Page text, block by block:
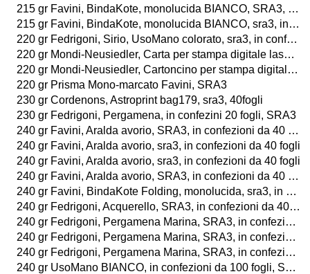
215 gr Favini, BindaKote, monolucida BIANCO, SRA3, in confezioni da 60 fogli
215 gr Favini, BindaKote, monolucida BIANCO, sra3, in confezioni da 100 fogli
220 gr Fedrigoni, Sirio, UsoMano colorato, sra3, in confezioni da 50 fogli
220 gr Mondi-Neusiedler, Carta per stampa digitale laser a colori, BIANCO, sra3, in confezioni da 250 fogli
220 gr Mondi-Neusiedler, Cartoncino per stampa digitale laser a colori, BIANCO, SRA3, in confezioni da 250 fogli
220 gr Prisma Mono-marcato Favini, SRA3
230 gr Cordenons, Astroprint bag179, sra3, 40fogli
230 gr Fedrigoni, Pergamena, in confezini 20 fogli, SRA3
240 gr Favini, Aralda avorio, SRA3, in confezioni da 40 fogli
240 gr Favini, Aralda avorio, sra3, in confezioni da 40 fogli
240 gr Favini, Aralda avorio, sra3, in confezioni da 40 fogli
240 gr Favini, Aralda avorio, SRA3, in confezioni da 40 fogli
240 gr Favini, BindaKote Folding, monolucida, sra3, in confezioni da 40 fogli
240 gr Fedrigoni, Acquerello, SRA3, in confezioni da 40 fogli
240 gr Fedrigoni, Pergamena Marina, SRA3, in confezioni da 40 fogli
240 gr Fedrigoni, Pergamena Marina, SRA3, in confezioni da 40 fogli
240 gr Fedrigoni, Pergamena Marina, SRA3, in confezioni da 40 fogli
240 gr UsoMano BIANCO, in confezioni da 100 fogli, SRA3